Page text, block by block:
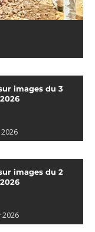
images du 3
images du 2
2026